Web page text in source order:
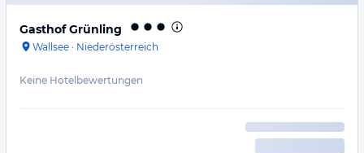
Gasthof Grünling
Wallsee · Niederösterreich
Keine Hotelbewertungen